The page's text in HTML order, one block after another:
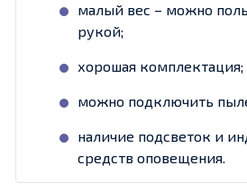
малый вес – можно
рукой;
хорошая комплектация;
можно подключить
наличие подсветок и
средств оповещения.